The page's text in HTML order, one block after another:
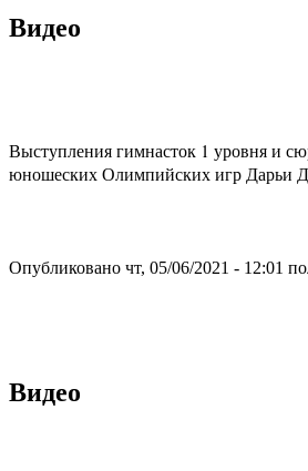
Видео
Выступления гимнасток 1 уровня и
юношеских Олимпийских игр Дарьи
Опубликовано чт, 05/06/2021 - 12:01
Видео